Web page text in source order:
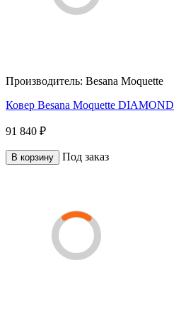
Производитель: Besana Moquette
Ковер Besana Moquette DIAMOND
91 840 ₽
В корзину Под заказ